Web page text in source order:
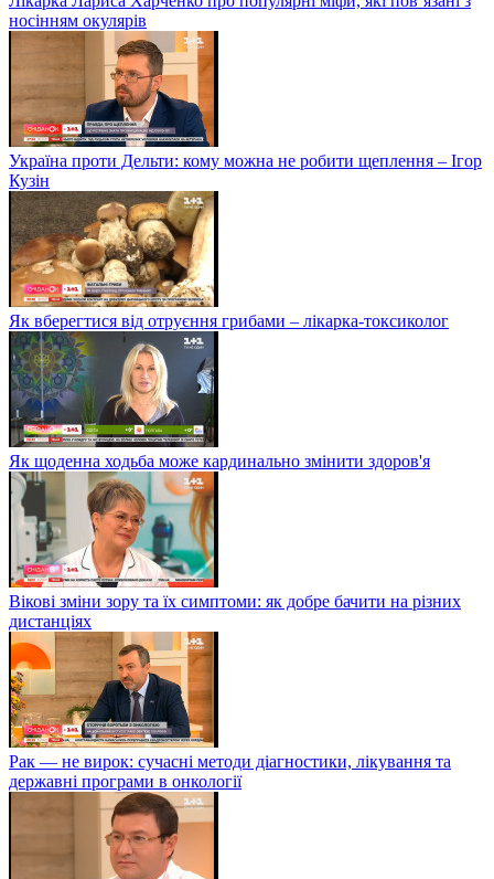
носінням окулярів
Україна проти Дельти: кому можна не робити щеплення – Ігор
Кузін
Як вберегтися від отруєння грибами – лікарка-токсиколог
Як щоденна ходьба може кардинально змінити здоров'я
Вікові зміни зору та їх симптоми: як добре бачити на різних
дистанціях
Рак — не вирок: сучасні методи діагностики, лікування та
державні програми в онкології